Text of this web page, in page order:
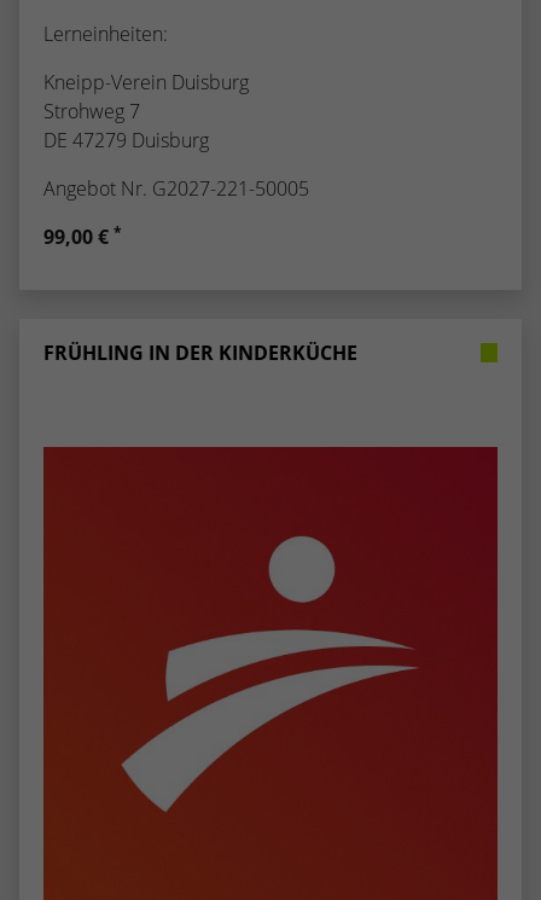
Lerneinheiten:
Kneipp-Verein Duisburg
Strohweg 7
DE 47279 Duisburg
Angebot Nr. G2027-221-50005
99,00 € *
FRÜHLING IN DER KINDERKÜCHE